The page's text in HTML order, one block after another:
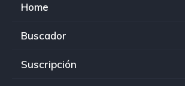
Home
Buscador
Suscripción